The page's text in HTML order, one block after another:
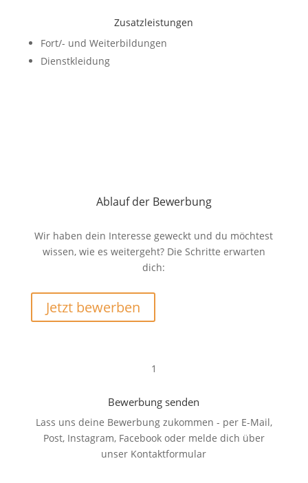
Zusatzleistungen
Fort/- und Weiterbildungen
Dienstkleidung
Ablauf der Bewerbung
Wir haben dein Interesse geweckt und du möchtest
wissen, wie es weitergeht? Die Schritte erwarten
dich:
Jetzt bewerben
1
Bewerbung senden
Lass uns deine Bewerbung zukommen - per E-Mail,
Post, Instagram, Facebook oder melde dich über
unser Kontaktformular